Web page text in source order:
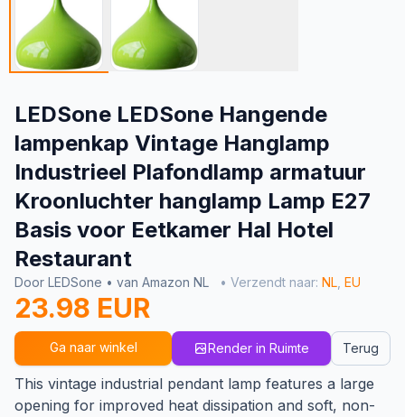
LEDSone LEDSone Hangende
lampenkap Vintage Hanglamp
Industrieel Plafondlamp armatuur
Kroonluchter hanglamp Lamp E27
Basis voor Eetkamer Hal Hotel
Restaurant
Door LEDSone • van Amazon NL • Verzendt naar: NL EU
23.98 EUR
Ga naar winkel Render in Ruimte Terug
This vintage industrial pendant lamp features a large
opening for improved heat dissipation and soft, non-